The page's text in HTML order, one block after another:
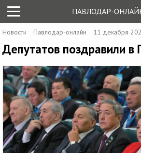
ПАВЛОДАР-
Новости Павлодар-онлайн 11 декабря
Депутатов поздравили в